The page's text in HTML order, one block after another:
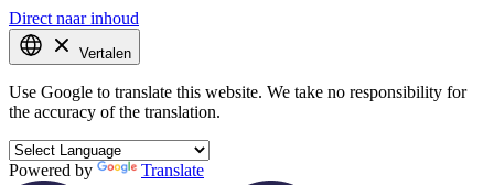
Direct naar inhoud
Vertalen
Use Google to translate this website. We take no responsibility for
the accuracy of the translation.
Powered by Translate